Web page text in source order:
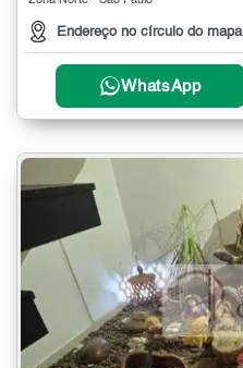
Endereço no círculo do mapa
WhatsApp